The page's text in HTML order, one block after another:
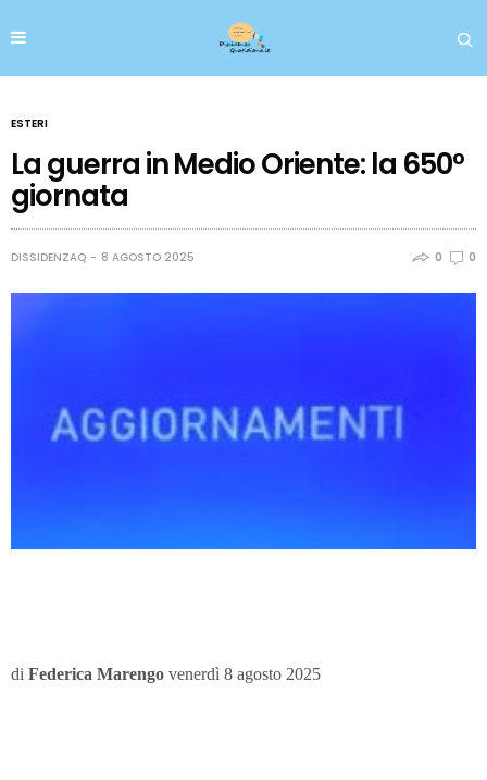
ESTERI
La guerra in Medio Oriente: la 650°
giornata
DISSIDENZAQ 8 AGOSTO 2025 0 0
di Federica Marengo venerdì 8 agosto 2025